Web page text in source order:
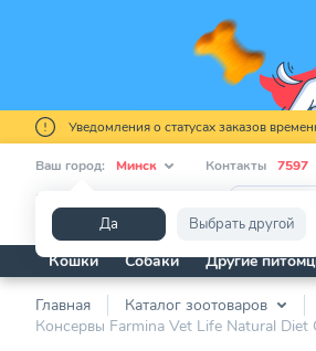
Уведомления о статусах заказов
Ваш город: Минск
Да Выбрать другой
Контакты 7597
Кошки Собаки Другие
Главная Каталог зоотоваров
Консервы Farmina Vet Life Natural Diet